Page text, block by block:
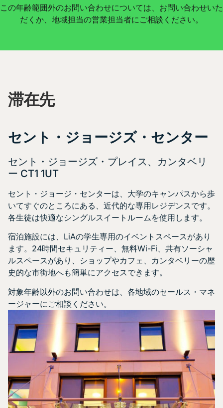
この年齢範囲外のお問い合わせについては、お問い合わせいた
だくか、地域担当の営業担当者にご相談ください。
滞在先
セント・ジョージズ・センター
セント・ジョージズ・プレイス、カンタベリ
ー CT1 1UT
セント・ジョージ・センターは、大学のキャンパスから歩
いてすぐのところにある、近代的な専用レジデンスです。
各生徒は快適なシングルスイートルームを使用します。
宿泊施設には、LiAの学生専用のイベントスペースがあり
ます。24時間セキュリティー、無料Wi-Fi、共有ソーシャ
ルスペースがあり、ショップやカフェ、カンタベリーの歴
史的な市街地へも簡単にアクセスできます。
対象年齢以外のお問い合わせは、各地域のセールス・マネ
ージャーにご相談ください。